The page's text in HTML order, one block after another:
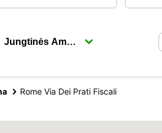
Rome Via Dei Prati Fiscali